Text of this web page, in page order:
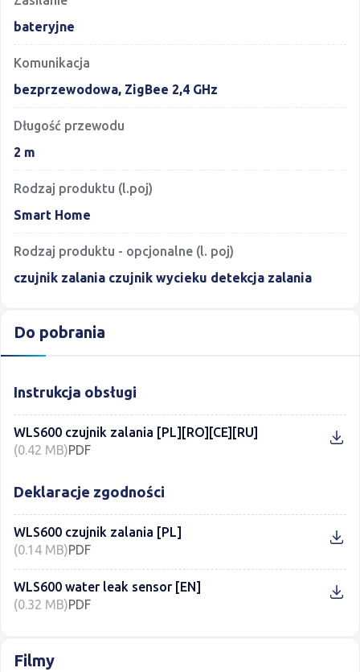
bateryjne
Komunikacja
bezprzewodowa, ZigBee 2,4 GHz
Długość przewodu
2 m
Rodzaj produktu (l.poj)
Smart Home
Rodzaj produktu - opcjonalne (l. poj)
czujnik zalania czujnik wycieku detekcja zalania
Do pobrania
Instrukcja obsługi
WLS600 czujnik zalania [PL][RO][CE][RU]
(0.42 MB)PDF
Deklaracje zgodności
WLS600 czujnik zalania [PL]
(0.14 MB)PDF
WLS600 water leak sensor [EN]
(0.32 MB)PDF
Filmy